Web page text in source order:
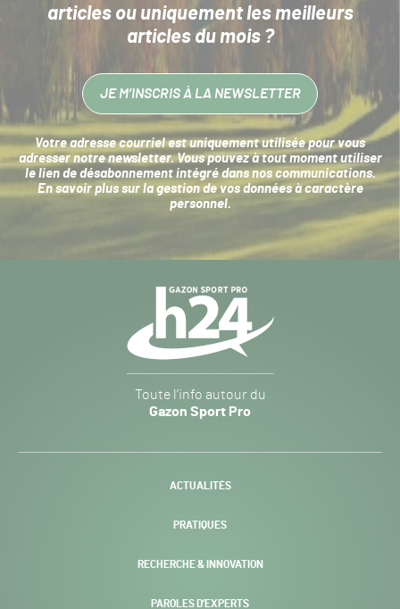
articlesou uniquement les meilleurs
articles du mois ?
JE M’INSCRIS À LA NEWSLETTER
Votre adresse courriel est uniquement utilisée pour vous
adresser notre newsletter. Vous pouvez à tout moment utiliser
le lien de désabonnement intégré dans nos communications.
En savoir plus sur la gestion de vos données à caractère
personnel.
Sport
Pro
-
Toute l’info autour du
Gazon Sport Pro
ACTUALITÉS
PRATIQUES
RECHERCHE & INNOVATION
PAROLES D’EXPERTS